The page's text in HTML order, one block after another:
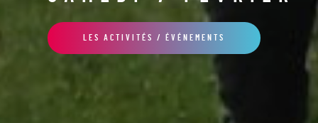
LES ACTIVITÉS / ÉVÉNEMENTS